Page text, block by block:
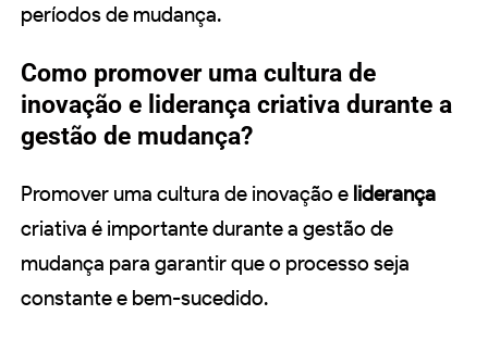
períodos de mudança.
Como promover uma cultura de
inovação e liderança criativa durante a
gestão de mudança?
Promover uma cultura de inovação e liderança
criativa é importante durante a gestão de
mudança para garantir que o processo seja
constante e bem-sucedido.